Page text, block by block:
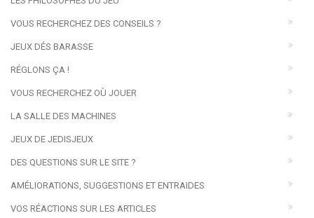
VOUS RECHERCHEZ DES CONSEILS ?
JEUX DÉS BARASSE
RÉGLONS ÇA !
VOUS RECHERCHEZ OÙ JOUER
LA SALLE DES MACHINES
JEUX DE JEDISJEUX
DES QUESTIONS SUR LE SITE ?
AMÉLIORATIONS, SUGGESTIONS ET ENTRAIDES
VOS RÉACTIONS SUR LES ARTICLES